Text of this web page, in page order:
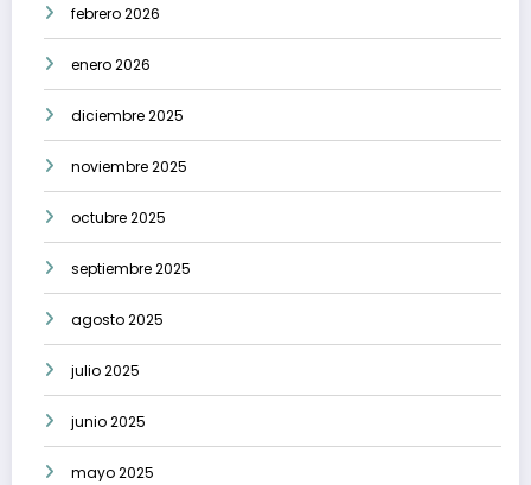
febrero 2026
enero 2026
diciembre 2025
noviembre 2025
octubre 2025
septiembre 2025
agosto 2025
julio 2025
junio 2025
mayo 2025